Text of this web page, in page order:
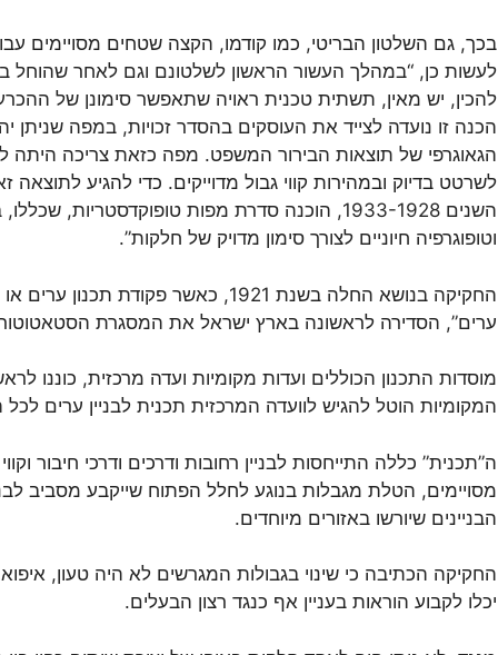
בכך, גם השלטון הבריטי, כמו קודמו, הקצה שטחים מסויימים
לעשות כן, “במהלך העשור הראשון לשלטונם וגם לאחר
להכין, יש מאין, תשתית טכנית ראויה שתאפשר סימונן של
הכנה זו נועדה לצייד את העוסקים בהסדר זכויות, במפה שניתן
הגאוגרפי של תוצאות הבירור המשפט. מפה כזאת צריכה היתה
לשרטט בדיוק ובמהירות קווי גבול מדוייקים. כדי להגיע
השנים 1933-1928, הוכנה סדרת מפות
וטופוגרפיה חיוניים לצורך סימון מדויק של חלקות”.
החקיקה בנושא החלה בשנת 1921, כאשר
ערים”, הסדירה לראשונה בארץ ישראל את המסגרת
מוסדות התכנון הכוללים ועדות מקומיות ועדה מרכזית, כוננו
המקומיות הוטל להגיש לוועדה המרכזית תכנית לבניין ערים
ה”תכנית” כללה התייחסות לבניין רחובות ודרכים ודרכי חיבור
מסויימים, הטלת מגבלות בנוגע לחלל הפתוח שייקבע מסביב
הבניינים שיורשו באזורים מיוחדים.
החקיקה הכתיבה כי שינוי בגבולות המגרשים לא היה טעון,
יכלו לקבוע הוראות בעניין אף כנגד רצון הבעלים.